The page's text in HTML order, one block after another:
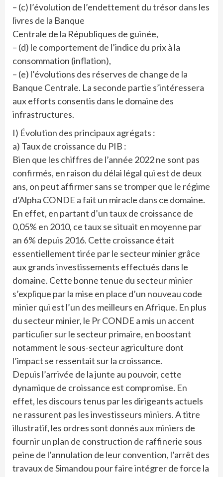
– (c) l’évolution de l’endettement du trésor dans les
livres de la Banque
Centrale de la Républiques de guinée,
– (d) le comportement de l’indice du prix à la
consommation (inflation),
– (e) l’évolutions des réserves de change de la
Banque Centrale. La seconde partie s’intéressera
aux efforts consentis dans le domaine des
infrastructures.
I) Évolution des principaux agrégats :
a) Taux de croissance du PIB :
Bien que les chiffres de l’année 2022 ne sont pas
confirmés, en raison du délai légal qui est de deux
ans, on peut affirmer sans se tromper que le régime
d’Alpha CONDE a fait un miracle dans ce domaine.
En effet, en partant d’un taux de croissance de
0,05% en 2010, ce taux se situait en moyenne par
an 6% depuis 2016. Cette croissance était
essentiellement tirée par le secteur minier grâce
aux grands investissements effectués dans le
domaine. Cette bonne tenue du secteur minier
s’explique par la mise en place d’un nouveau code
minier qui est l’un des meilleurs en Afrique. En plus
du secteur minier, le Pr CONDE a mis un accent
particulier sur le secteur primaire, en boostant
notamment le sous-secteur agriculture dont
l’impact se ressentait sur la croissance.
Depuis l’arrivée de la junte au pouvoir, cette
dynamique de croissance est compromise. En
effet, les discours tenus par les dirigeants actuels
ne rassurent pas les investisseurs miniers. A titre
illustratif, les ordres sont donnés aux miniers de
fournir un plan de construction de raffinerie sous
peine de l’annulation de leur convention, l’arrêt des
travaux de Simandou pour faire intégrer de force la